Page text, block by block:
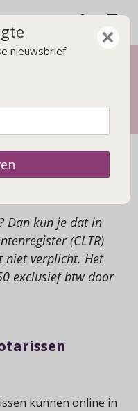
en leg je wensen vast
Dan kun je dat in
(CLTR)
niet verplicht. Het
exclusief btw door
kunnen online in
×
nieuwsbrief